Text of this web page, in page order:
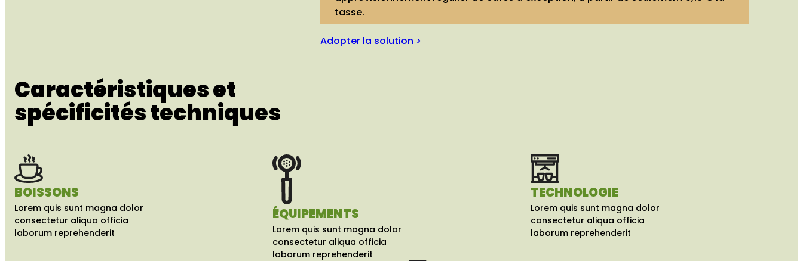
tasse.
Adopter la solution >
Caractéristiques et
spécificités techniques
BOISSONS
Lorem quis sunt magna dolor
consectetur aliqua officia
laborum reprehenderit
ÉQUIPEMENTS
Lorem quis sunt magna dolor
consectetur aliqua officia
laborum reprehenderit
TECHNOLOGIE
Lorem quis sunt magna dolor
consectetur aliqua officia
laborum reprehenderit